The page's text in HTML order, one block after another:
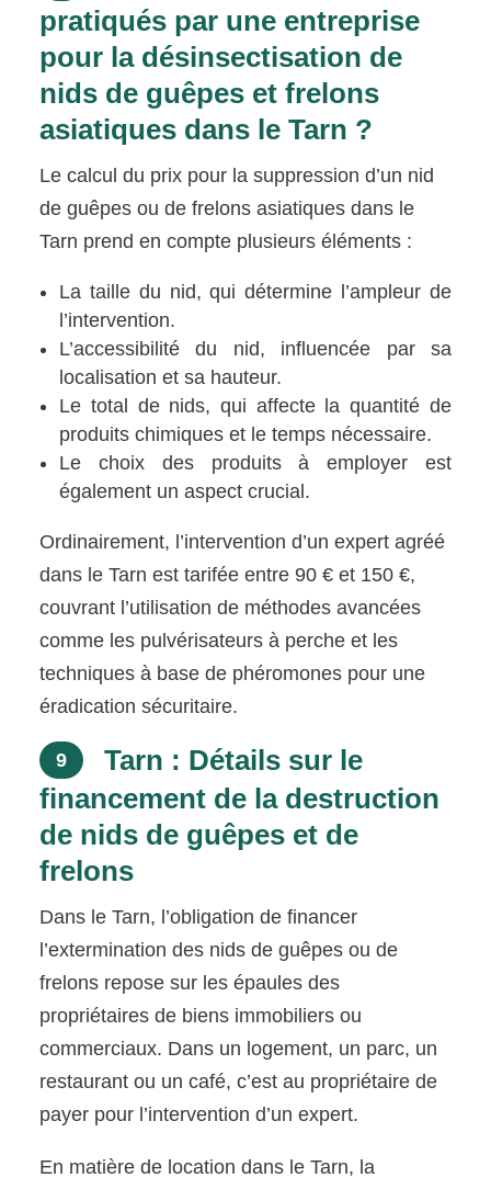
pratiqués par une entreprise
pour la désinsectisation de
nids de guêpes et frelons
asiatiques dans le Tarn ?
Le calcul du prix pour la suppression d’un nid
de guêpes ou de frelons asiatiques dans le
Tarn prend en compte plusieurs éléments :
La taille du nid, qui détermine l’ampleur de
l’intervention.
L’accessibilité du nid, influencée par sa
localisation et sa hauteur.
Le total de nids, qui affecte la quantité de
produits chimiques et le temps nécessaire.
Le choix des produits à employer est
également un aspect crucial.
Ordinairement, l’intervention d’un expert agréé
dans le Tarn est tarifée entre 90 € et 150 €,
couvrant l’utilisation de méthodes avancées
comme les pulvérisateurs à perche et les
techniques à base de phéromones pour une
éradication sécuritaire.
9
Tarn : Détails sur le
financement de la destruction
de nids de guêpes et de
frelons
Dans le Tarn, l’obligation de financer
l’extermination des nids de guêpes ou de
frelons repose sur les épaules des
propriétaires de biens immobiliers ou
commerciaux. Dans un logement, un parc, un
restaurant ou un café, c’est au propriétaire de
payer pour l’intervention d’un expert.
En matière de location dans le Tarn, la